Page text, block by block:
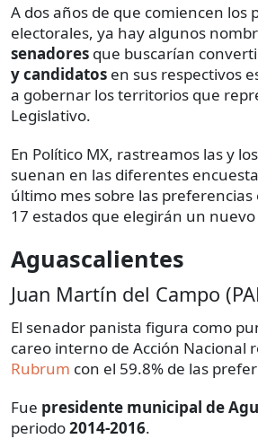
A dos años de que comiencen los
electorales, ya hay algunos
senadores que buscarían
y candidatos en sus respectivos
a gobernar los territorios que
Legislativo.
En Político MX, rastreamos las y
suenan en las diferentes
último mes sobre las preferencias
17 estados que elegirán un
Aguascalientes
Juan Martín del Campo
El senador panista figura como
careo interno de Acción Nacional
Rubrum con el 59.8% de las
Fue presidente municipal de
periodo2014-2016.